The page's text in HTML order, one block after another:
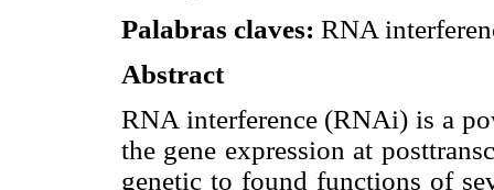
Palabras claves: RNA
Abstract
RNA interference (RNAi) is a
the gene expression at
genetic to found functions of